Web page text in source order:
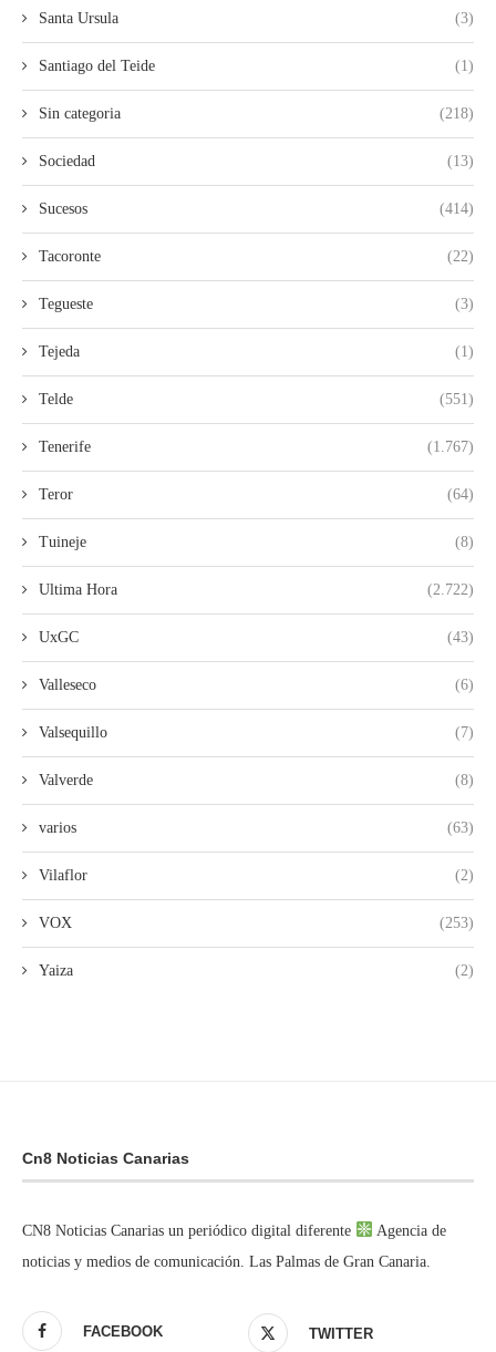
Santa Ursula (3)
Santiago del Teide (1)
Sin categoria (218)
Sociedad (13)
Sucesos (414)
Tacoronte (22)
Tegueste (3)
Tejeda (1)
Telde (551)
Tenerife (1.767)
Teror (64)
Tuineje (8)
Ultima Hora (2.722)
UxGC (43)
Valleseco (6)
Valsequillo (7)
Valverde (8)
varios (63)
Vilaflor (2)
VOX (253)
Yaiza (2)
Cn8 Noticias Canarias
CN8 Noticias Canarias un periódico digital diferente
Agencia de
noticias y medios de comunicación. Las Palmas de Gran Canaria.
FACEBOOK TWITTER